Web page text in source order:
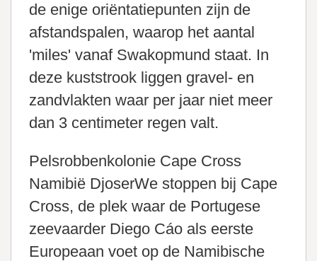
de enige oriëntatiepunten zijn de
afstandspalen, waarop het aantal
'miles' vanaf Swakopmund staat. In
deze kuststrook liggen gravel- en
zandvlakten waar per jaar niet meer
dan 3 centimeter regen valt.
Pelsrobbenkolonie Cape Cross
Namibië DjoserWe stoppen bij Cape
Cross, de plek waar de Portugese
zeevaarder Diego Cáo als eerste
Europeaan voet op de Namibische